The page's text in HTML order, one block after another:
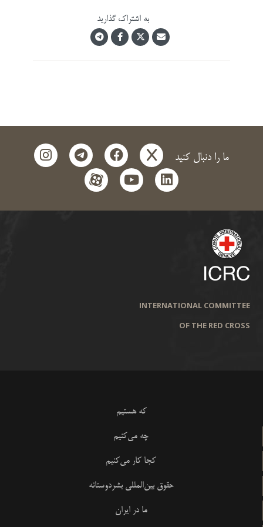
به اشتراک گذارید
ما را دنبال کنید x
facebook
telegram
instagram
linkedin
youtube
aparat
INTERNATIONAL COMMITTEE
OF THE RED CROSS
که هستیم
چه می‌کنیم
کجا کار می‌کنیم
حقوق بین‌المللی بشردوستانه
ما در ایران